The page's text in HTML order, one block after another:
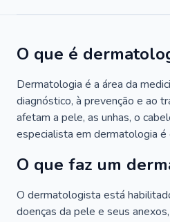
O que é
Dermatologia é a área da
diagnóstico, à prevenção e ao
afetam a pele, as unhas, o
especialista em dermatologia
O que faz um
O dermatologista está
doenças da pele e seus